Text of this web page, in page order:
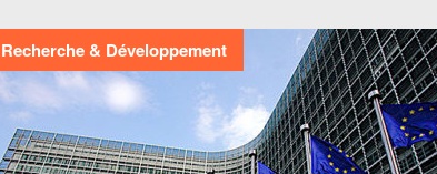
Recherche & Développement